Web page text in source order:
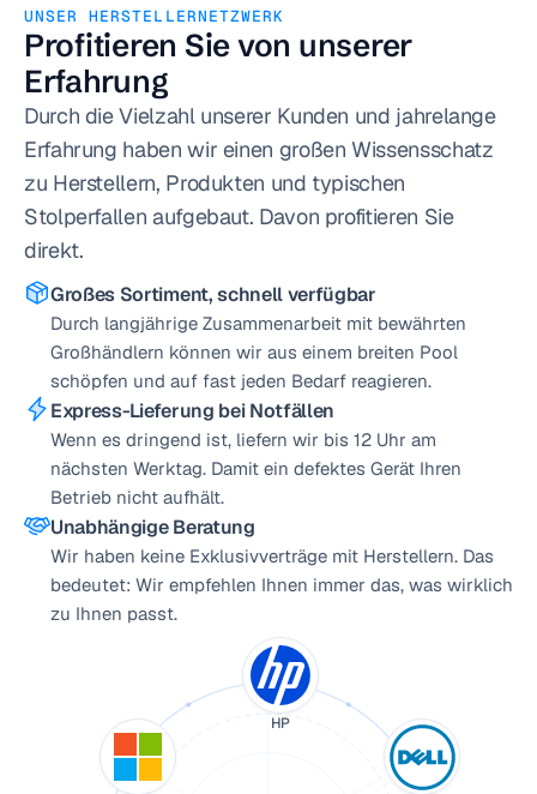
UNSER HERSTELLERNETZWERK
Profitieren Sie von unserer
Erfahrung
Durch die Vielzahl unserer Kunden und jahrelange
Erfahrung haben wir einen großen Wissensschatz
zu Herstellern, Produkten und typischen
Stolperfallen aufgebaut. Davon profitieren Sie
direkt.
Großes Sortiment, schnell verfügbar
Durch langjährige Zusammenarbeit mit bewährten
Großhändlern können wir aus einem breiten Pool
schöpfen und auf fast jeden Bedarf reagieren.
Express-Lieferung bei Notfällen
Wenn es dringend ist, liefern wir bis 12 Uhr am
nächsten Werktag. Damit ein defektes Gerät Ihren
Betrieb nicht aufhält.
Unabhängige Beratung
Wir haben keine Exklusivverträge mit Herstellern. Das
bedeutet: Wir empfehlen Ihnen immer das, was wirklich
zu Ihnen passt.
HP